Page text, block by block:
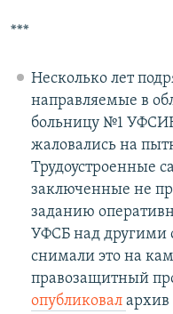
***
Несколько лет
направляемые в
больницу №1
жаловались на
Трудоустроенные
заключенные не
заданию
УФСБ над
снимали это на
правозащитный
опубликовал архив